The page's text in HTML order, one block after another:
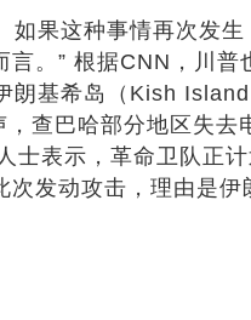
果这种事情再次发
。” 根据CNN，川
基希岛（Kish
查巴哈部分地区失去
表示，革命卫队正
发动攻击，理由是